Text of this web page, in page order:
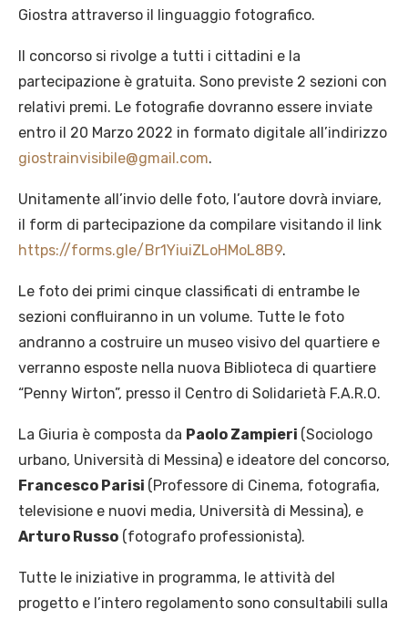
Giostra attraverso il linguaggio fotografico.
Il concorso si rivolge a tutti i cittadini e la
partecipazione è gratuita. Sono previste 2 sezioni con
relativi premi. Le fotografie dovranno essere inviate
entro il 20 Marzo 2022 in formato digitale all’indirizzo
giostrainvisibile@gmail.com.
Unitamente all’invio delle foto, l’autore dovrà inviare,
il form di partecipazione da compilare visitando il link
https://forms.gle/Br1YiuiZLoHMoL8B9.
Le foto dei primi cinque classificati di entrambe le
sezioni confluiranno in un volume. Tutte le foto
andranno a costruire un museo visivo del quartiere e
verranno esposte nella nuova Biblioteca di quartiere
“Penny Wirton”, presso il Centro di Solidarietà F.A.R.O.
La Giuria è composta da Paolo Zampieri (Sociologo
urbano, Università di Messina) e ideatore del concorso,
Francesco Parisi (Professore di Cinema, fotografia,
televisione e nuovi media, Università di Messina), e
Arturo Russo (fotografo professionista).
Tutte le iniziative in programma, le attività del
progetto e l’intero regolamento sono consultabili sulla